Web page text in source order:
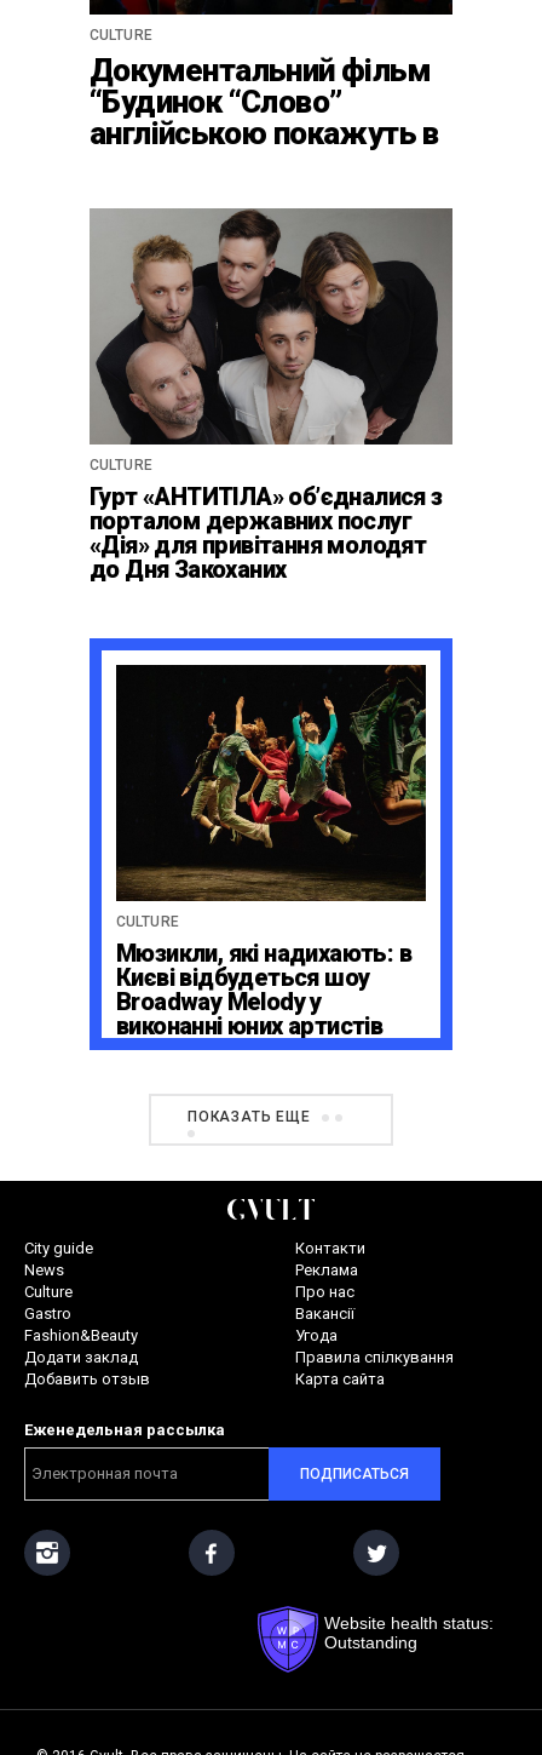
CULTURE
Документальний фільм
“Будинок “Слово”
англійською покажуть в
CULTURE
Гурт «АНТИТІЛА» обʼєдналися з
порталом державних послуг
«Дія» для привітання молодят
до Дня Закоханих
CULTURE
Мюзикли, які надихають: в
Києві відбудеться шоу
Broadway Melody у
виконанні юних артистів
Broadway Kids Studio
ПОКАЗАТЬ ЕЩЕ
City guide
News
Culture
Gastro
Fashion&Beauty
Додати заклад
Добавить отзыв
Контакти
Реклама
Про нас
Вакансії
Угода
Правила спілкування
Карта сайта
Еженедельная рассылка
ПОДПИСАТЬСЯ
Website health status:
Outstanding